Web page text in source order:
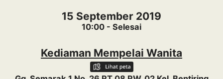
15 September 2019
10:00 - Selesai
Kediaman Mempelai Wanita